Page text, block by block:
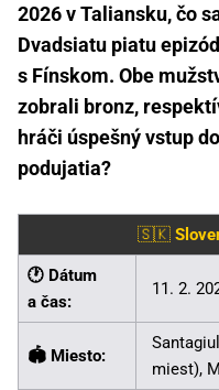
2026 v Taliansku, čo
Dvadsiatu piatu
s Fínskom. Obe
zobrali bronz,
hráči úspešný vstup
podujatia?
🇸🇰
🕐 Dátum
a čas:
11. 2.
🏟️ Miesto:
miest),